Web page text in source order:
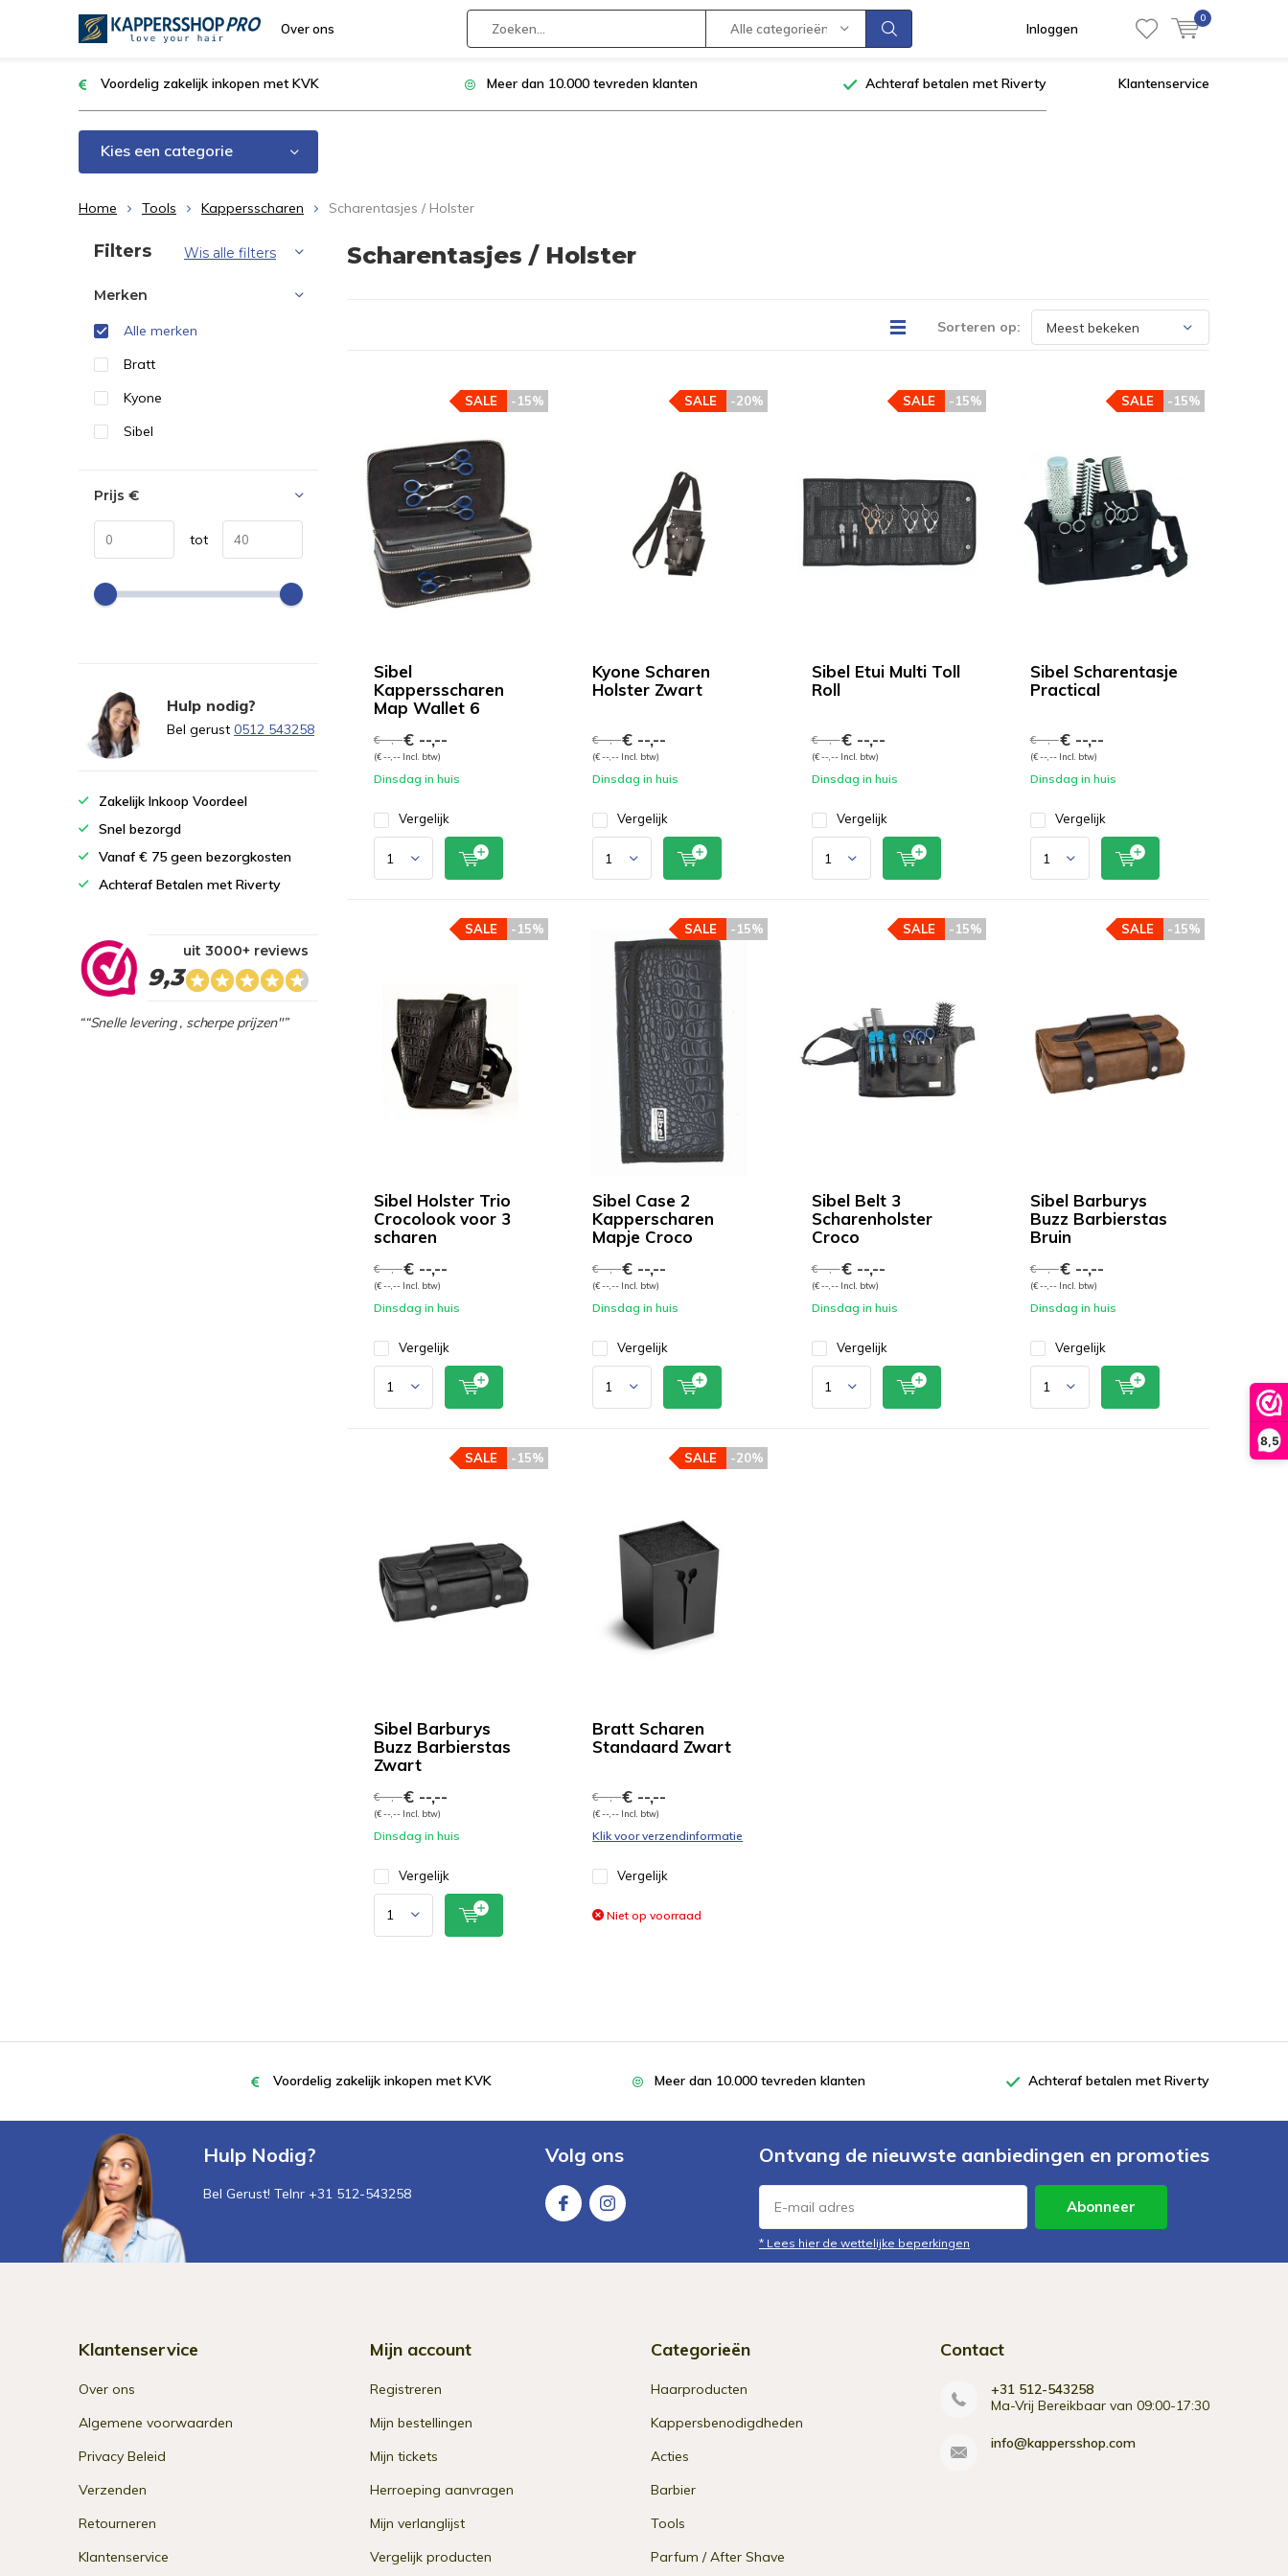
8,5
Over ons Alle categorieën Inloggen
0
Voordelig zakelijk inkopen met KVK Meer dan 10.000 tevreden klanten Achteraf betalen met Riverty Klantenservice
Kies een categorie
Home Tools Kappersscharen Scharentasjes / Holster
Scharentasjes / Holster
Sorteren op:
Sibel
Kappersscharen
Map Wallet 6
-15%
SALE
€ --,--€ --,--
(€ --,-- Incl. btw)
Dinsdag in huis
Vergelijk
Kyone Scharen
Holster Zwart
-20%
SALE
€ --,--€ --,--
(€ --,-- Incl. btw)
Dinsdag in huis
Vergelijk
Sibel Etui Multi Toll
Roll
-15%
SALE
€ --,--€ --,--
(€ --,-- Incl. btw)
Dinsdag in huis
Vergelijk
Sibel Scharentasje
Practical
-15%
SALE
€ --,--€ --,--
(€ --,-- Incl. btw)
Dinsdag in huis
Vergelijk
Sibel Holster Trio
Crocolook voor 3
scharen
-15%
SALE
€ --,--€ --,--
(€ --,-- Incl. btw)
Dinsdag in huis
Vergelijk
Sibel Case 2
Kapperscharen
Mapje Croco
-15%
SALE
€ --,--€ --,--
(€ --,-- Incl. btw)
Dinsdag in huis
Vergelijk
Sibel Belt 3
Scharenholster
Croco
-15%
SALE
€ --,--€ --,--
(€ --,-- Incl. btw)
Dinsdag in huis
Vergelijk
Sibel Barburys
Buzz Barbierstas
Bruin
-15%
SALE
€ --,--€ --,--
(€ --,-- Incl. btw)
Dinsdag in huis
Vergelijk
Sibel Barburys
Buzz Barbierstas
Zwart
-15%
SALE
€ --,--€ --,--
(€ --,-- Incl. btw)
Dinsdag in huis
Vergelijk
Bratt Scharen
Standaard Zwart
-20%
SALE
€ --,--€ --,--
(€ --,-- Incl. btw)
Klik voor verzendinformatie
Vergelijk
Niet op voorraad
Sorteren op:
Filters Wis alle filters
Merken
Alle merken
Bratt
Kyone
Sibel
Prijs €
tot
Hulp nodig?
Bel gerust 0512 543258
Zakelijk Inkoop Voordeel
Snel bezorgd
Vanaf € 75 geen bezorgkosten
Achteraf Betalen met Riverty
9,3
uit 3000+ reviews
““Snelle levering , scherpe prijzen"”
Voordelig zakelijk inkopen met KVK Meer dan 10.000 tevreden klanten Achteraf betalen met Riverty
Hulp Nodig?
Bel Gerust! Telnr +31 512-543258
Volg ons Ontvang de nieuwste aanbiedingen en promoties
Abonneer
* Lees hier de wettelijke beperkingen
Klantenservice
Over ons
Algemene voorwaarden
Privacy Beleid
Verzenden
Retourneren
Klantenservice
Mijn account
Registreren
Mijn bestellingen
Mijn tickets
Herroeping aanvragen
Mijn verlanglijst
Vergelijk producten
Categorieën
Haarproducten
Kappersbenodigdheden
Acties
Barbier
Tools
Parfum / After Shave
Contact
+31 512-543258
Ma-Vrij Bereikbaar van 09:00-17:30
info@kappersshop.com